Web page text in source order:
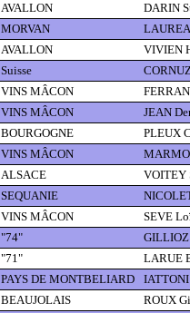
AVALLON
DARIN
MORVAN
AVALLON
VIVIEN
Suisse
VINS MÂCON
VINS MÂCON
JEAN
BOURGOGNE
PLEUX
VINS MÂCON
ALSACE
VOITEY
SEQUANIE
VINS MÂCON
SEVE
"74"
"71"
LARUE
PAYS DE MONTBELIARD
BEAUJOLAIS
ROUX